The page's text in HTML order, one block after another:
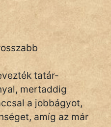
tatár-
mertaddig
a jobbágyot,
amíg az már